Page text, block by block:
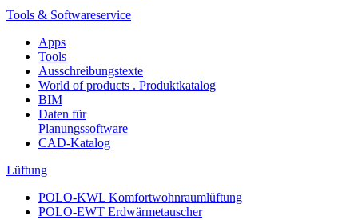
Tools & Softwareservice
Apps
Tools
Ausschreibungstexte
World of products . Produktkatalog
BIM
Daten für
Planungssoftware
CAD-Katalog
Lüftung
POLO-KWL Komfortwohnraumlüftung
POLO-EWT Erdwärmetauscher